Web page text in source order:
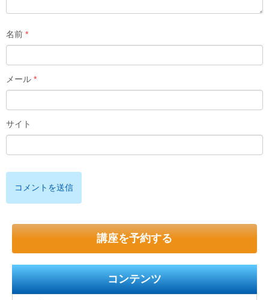
名前 *
メール *
サイト
講座を予約する
コンテンツ